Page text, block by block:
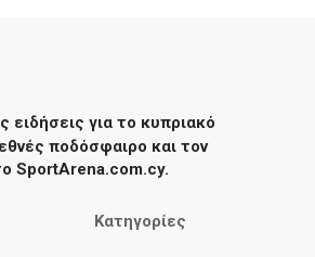
ειδήσεις για το κυπριακό
ποδόσφαιρο και τον
SportArena.com.cy.
Κατηγορίες